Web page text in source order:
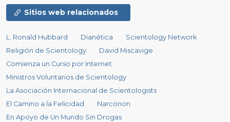
Sitios web relacionados
L. Ronald Hubbard Dianética
Scientology Network
Religión de Scientology
David Miscavige
Comienza un Curso por Internet
Ministros Voluntarios de Scientology
La Asociación Internacional de Scientologists
El Camino a la Felicidad
Narconon
En Apoyo de Un Mundo Sin Drogas